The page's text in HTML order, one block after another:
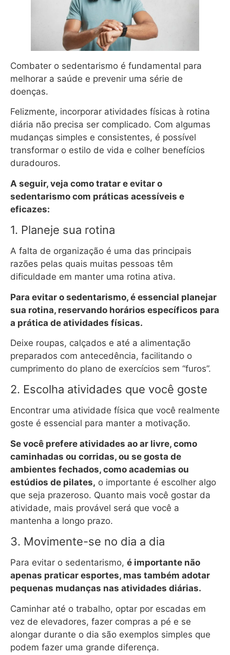
Combater o sedentarismo é fundamental para
melhorar a saúde e prevenir uma série de
doenças.
Felizmente, incorporar atividades físicas à rotina
diária não precisa ser complicado. Com algumas
mudanças simples e consistentes, é possível
transformar o estilo de vida e colher benefícios
duradouros.
A seguir, veja como tratar e evitar o
sedentarismo com práticas acessíveis e
eficazes:
1. Planeje sua rotina
A falta de organização é uma das principais
razões pelas quais muitas pessoas têm
dificuldade em manter uma rotina ativa.
Para evitar o sedentarismo, é essencial planejar
sua rotina, reservando horários específicos para
a prática de atividades físicas.
Deixe roupas, calçados e até a alimentação
preparados com antecedência, facilitando o
cumprimento do plano de exercícios sem “furos”.
2. Escolha atividades que você goste
Encontrar uma atividade física que você realmente
goste é essencial para manter a motivação.
Se você prefere atividades ao ar livre, como
caminhadas ou corridas, ou se gosta de
ambientes fechados, como academias ou
estúdios de pilates, o importante é escolher algo
que seja prazeroso. Quanto mais você gostar da
atividade, mais provável será que você a
mantenha a longo prazo.
3. Movimente-se no dia a dia
Para evitar o sedentarismo, é importante não
apenas praticar esportes, mas também adotar
pequenas mudanças nas atividades diárias.
Caminhar até o trabalho, optar por escadas em
vez de elevadores, fazer compras a pé e se
alongar durante o dia são exemplos simples que
podem fazer uma grande diferença.